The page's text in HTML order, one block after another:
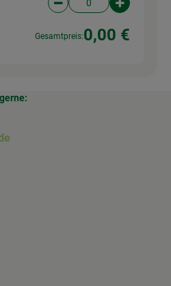
Artikelanzahl
Gesamtpreis:0,00 €